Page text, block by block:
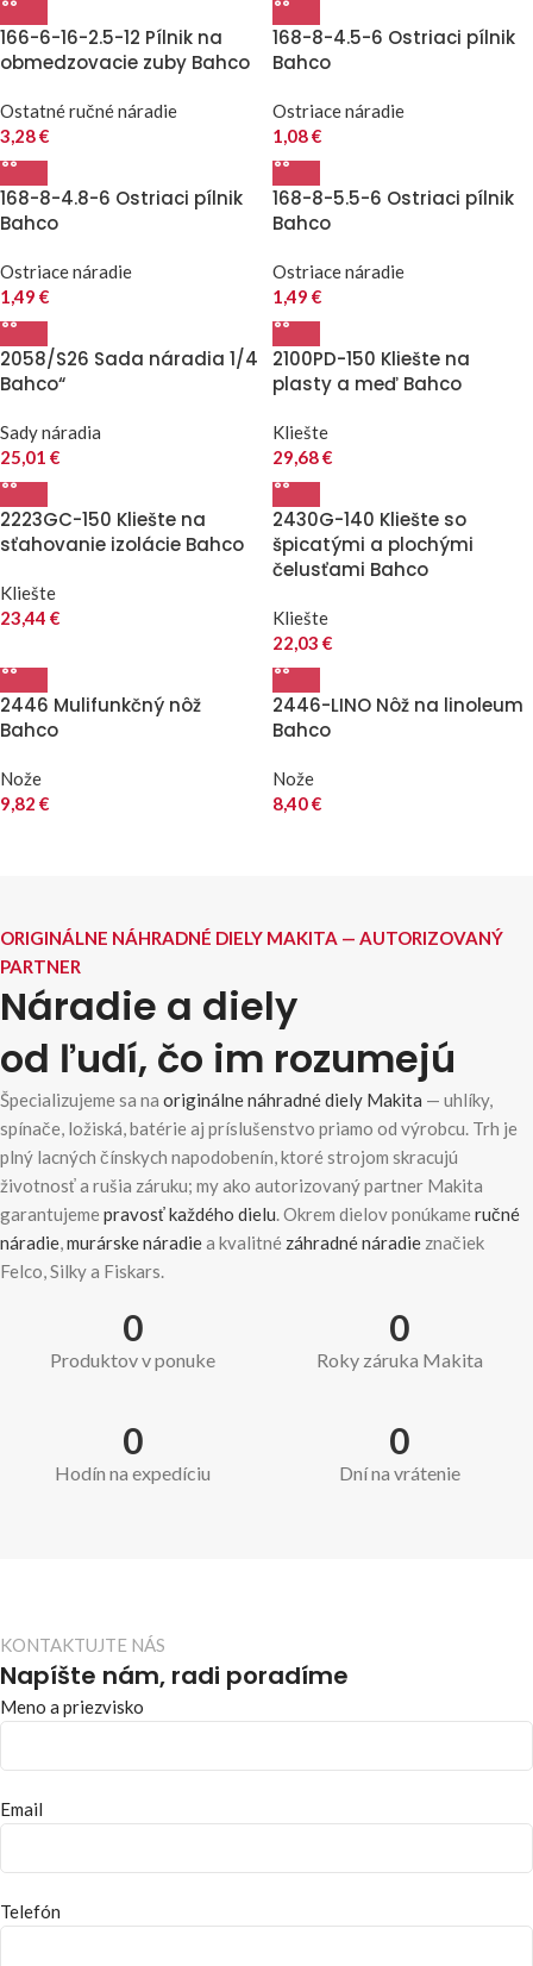
166-6-16-2.5-12 Pílnik na
obmedzovacie zuby Bahco
Ostatné ručné náradie
3,28€
168-8-4.5-6 Ostriaci pílnik
Bahco
Ostriace náradie
1,08€
168-8-4.8-6 Ostriaci pílnik
Bahco
Ostriace náradie
1,49 €
168-8-5.5-6 Ostriaci pílnik
Bahco
Ostriace náradie
1,49 €
2058/S26 Sada náradia 1/4
Bahco“
Sady náradia
25,01 €
2100PD-150 Kliešte na
plasty a meď Bahco
Kliešte
29,68€
2223GC-150 Kliešte na
sťahovanie izolácie Bahco
Kliešte
23,44 €
2430G-140 Kliešte so
špicatými a plochými
čelusťami Bahco
Kliešte
22,03 €
2446 Mulifunkčný nôž
Bahco
Nože
9,82 €
2446-LINO Nôž na linoleum
Bahco
Nože
8,40€
ORIGINÁLNE NÁHRADNÉ DIELY MAKITA — AUTORIZOVANÝ
PARTNER
Náradie a diely
od ľudí, čo im rozumejú
Špecializujeme sa na originálne náhradné diely Makita — uhlíky,
spínače, ložiská, batérie aj príslušenstvo priamo od výrobcu. Trh je
plný lacných čínskych napodobenín, ktoré strojom skracujú
životnosť a rušia záruku; my ako autorizovaný partner Makita
garantujemepravosť každého dielu. Okrem dielov ponúkameručné
náradie,murárske náradiea kvalitné záhradné náradie značiek
Felco, Silky a Fiskars.
0
Produktov v ponuke
0
Roky záruka Makita
0
Hodín na expedíciu
0
Dní na vrátenie
KONTAKTUJTE NÁS
Napíšte nám, radi poradíme
Meno a priezvisko
Email
Telefón